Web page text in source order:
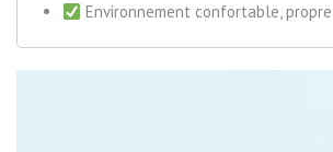
Environnement confortable,